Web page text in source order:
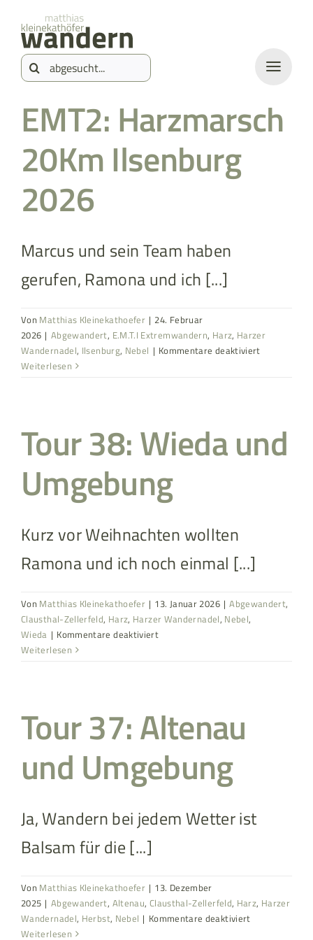
springen
Inhalt
springen
Suche
EMT2: Harzmarsch
20Km Ilsenburg
2026
Marcus und sein Team haben
gerufen, Ramona und ich [...]
Von Matthias Kleinekathoefer | 24. Februar
2026 | Abgewandert, E.M.T.I Extremwandern, Harz, Harzer
Wandernadel, Ilsenburg, Nebel | Kommentare deaktiviertfür
Weiterlesen
Tour 38: Wieda und
Umgebung
Kurz vor Weihnachten wollten
Ramona und ich noch einmal [...]
Von Matthias Kleinekathoefer | 13. Januar 2026 | Abgewandert,
Clausthal-Zellerfeld, Harz, Harzer Wandernadel, Nebel,
Wieda | Kommentare deaktiviertfür
Weiterlesen
Tour 37: Altenau
und Umgebung
Ja, Wandern bei jedem Wetter ist
Balsam für die [...]
Von Matthias Kleinekathoefer | 13. Dezember
2025 | Abgewandert, Altenau, Clausthal-Zellerfeld, Harz, Harzer
Wandernadel, Herbst, Nebel | Kommentare deaktiviertfür
Weiterlesen